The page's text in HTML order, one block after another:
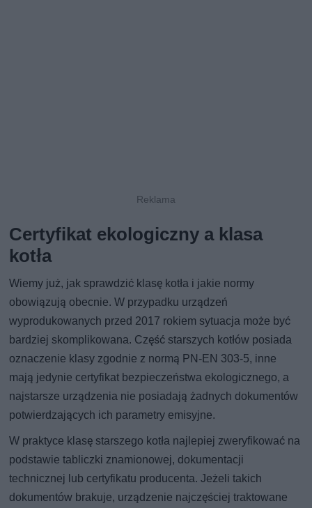
Certyfikat ekologiczny a klasa
kotła
Wiemy już, jak sprawdzić klasę kotła i jakie normy
obowiązują obecnie. W przypadku urządzeń
wyprodukowanych przed 2017 rokiem sytuacja może być
bardziej skomplikowana. Część starszych kotłów posiada
oznaczenie klasy zgodnie z normą PN-EN 303-5, inne
mają jedynie certyfikat bezpieczeństwa ekologicznego, a
najstarsze urządzenia nie posiadają żadnych dokumentów
potwierdzających ich parametry emisyjne.
W praktyce klasę starszego kotła najlepiej zweryfikować na
podstawie tabliczki znamionowej, dokumentacji
technicznej lub certyfikatu producenta. Jeżeli takich
dokumentów brakuje, urządzenie najczęściej traktowane